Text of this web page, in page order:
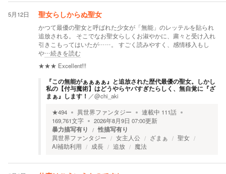
5月12日 聖女らしからぬ聖女
かつて最優の聖女と呼ばれた少女が「無能」のレッテルを貼られ
追放される。 そこでなお聖女らしくお淑やかに、粛々と受け入れ
引きこもってはいたが……。 すごく読みやすく、感情移入もし
や…続きを読む
★★★ Excellent!!!
『この無能がぁぁぁぁ』と追放された歴代最優の聖女。しかし
私の【付与魔術】はどうやらヤバすぎたらしく、無自覚に『ざ
まぁ』します！ ／@chi_aki
★494 異世界ファンタジー 連載中 111話
169,761文字 2026年8月9日 07:00更新
暴力描写有り 性描写有り
異世界ファンタジー 女主人公 ざまぁ
聖女
AI補助利用
成長 追放 魔法